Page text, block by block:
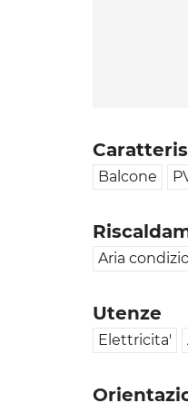
Balcone
Aria
Utenze
Elettricita'